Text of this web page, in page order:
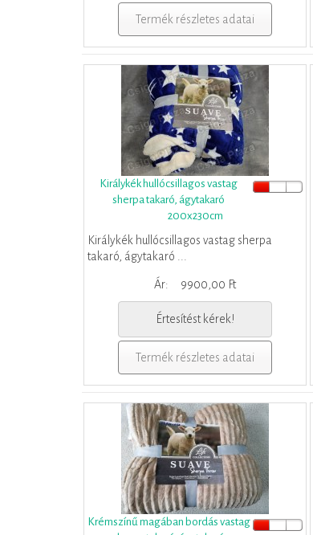
Termék részletes adatai
Királykék hullócsillagos vastag
sherpa takaró, ágytakaró
200x230cm
Királykék hullócsillagos vastag sherpa
takaró, ágytakaró ...
Ár: 9900,00 Ft
Értesítést kérek!
Termék részletes adatai
Krémszínű magában bordás vastag